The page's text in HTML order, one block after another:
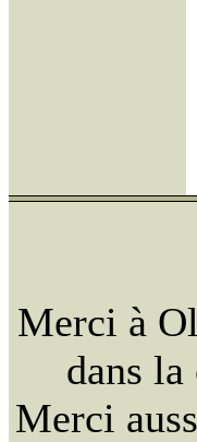
Merci à
dans
Merci